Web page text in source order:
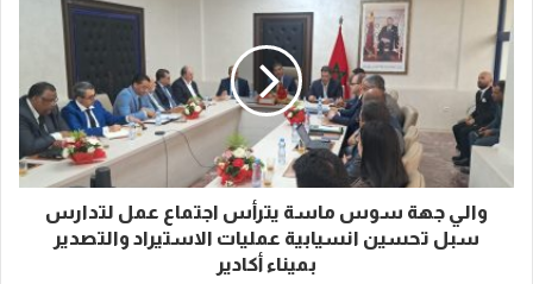
والي جهة سوس ماسة يترأس اجتماع عمل لتدارس
سبل تحسين انسيابية عمليات الاستيراد والتصدير
بميناء أكادير